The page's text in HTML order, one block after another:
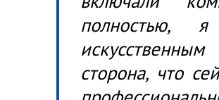
полностью, я
сторона, что